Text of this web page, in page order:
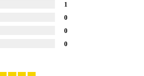
1
0
0
0